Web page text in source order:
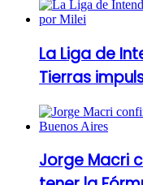
La Liga de
Tierras
Jorge Macri